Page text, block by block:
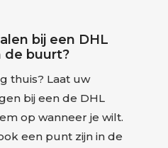
bij een DHL
de buurt?
thuis? Laat uw
bij een de DHL
op wanneer je wilt.
een punt zijn in de